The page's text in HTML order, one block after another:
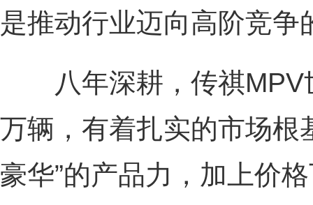
是推动行业迈向高阶竞争
八年深耕，传祺MPV
万辆，有着扎实的市场根
豪华”的产品力，加上价